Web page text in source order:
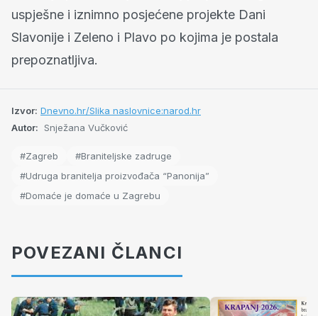
uspješne i iznimno posjećene projekte Dani
Slavonije i Zeleno i Plavo po kojima je postala
prepoznatljiva.
Izvor: Dnevno.hr/Slika naslovnice:narod.hr
Autor: Snježana Vučković
#Zagreb
#Braniteljske zadruge
#Udruga branitelja proizvođača “Panonija”
#Domaće je domaće u Zagrebu
POVEZANI ČLANCI